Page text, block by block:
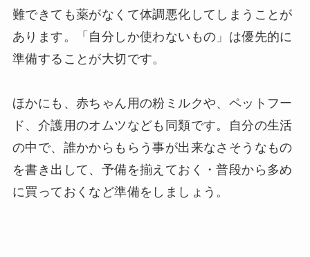
難できても薬がなくて体調悪化してしまうことが
あります。「自分しか使わないもの」は優先的に
準備することが大切です。
ほかにも、赤ちゃん用の粉ミルクや、ペットフー
ド、介護用のオムツなども同類です。自分の生活
の中で、誰かからもらう事が出来なさそうなもの
を書き出して、予備を揃えておく・普段から多め
に買っておくなど準備をしましょう。